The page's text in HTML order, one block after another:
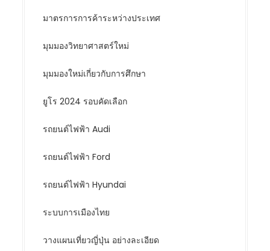
มาตรการการค้าระหว่างประเทศ
มุมมองวิทยาศาสตร์ใหม่
มุมมองใหม่เกี่ยวกับการศึกษา
ยูโร 2024 รอบคัดเลือก
รถยนต์ไฟฟ้า Audi
รถยนต์ไฟฟ้า Ford
รถยนต์ไฟฟ้า Hyundai
ระบบการเมืองไทย
วางแผนเที่ยวญี่ปุ่น อย่างละเอียด